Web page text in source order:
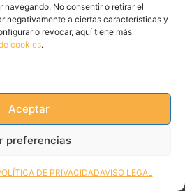
navegando. No consentir o retirar el
negativamente a ciertas características y
o revocar, aquí tiene más
cookies.
Aceptar
preferencias
DE PRIVACIDADAVISO LEGAL
ELKARTEA
patata con salsa de piquillo,